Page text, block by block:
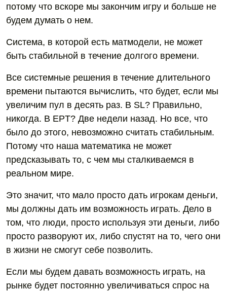
потому что вскоре мы закончим игру и больше не
будем думать о нем.
Система, в которой есть матмодели, не может
быть стабильной в течение долгого времени.
Все системные решения в течение длительного
времени пытаются вычислить, что будет, если мы
увеличим пул в десять раз. В SL? Правильно,
никогда. В EPT? Две недели назад. Но все, что
было до этого, невозможно считать стабильным.
Потому что наша математика не может
предсказывать то, с чем мы сталкиваемся в
реальном мире.
Это значит, что мало просто дать игрокам деньги,
мы должны дать им возможность играть. Дело в
том, что люди, просто используя эти деньги, либо
просто разворуют их, либо спустят на то, чего они
в жизни не смогут себе позволить.
Если мы будем давать возможность играть, на
рынке будет постоянно увеличиваться спрос на